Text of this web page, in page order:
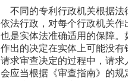
不同的专利行政机关根据
依法行政，对每个行政机关
也是实体法准确适用的保障
作出的决定在实体上可能没
请求审查决定的过程中，请
会应当根据《审查指南》的